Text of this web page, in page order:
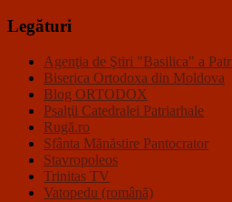
Legături
Agenţia de Ştiri "Basilica" a
Biserica Ortodoxa din Moldova
Blog ORTODOX
Psalţii Catedralei Patriarhale
Rugă.ro
Sfânta Mănăstire Pantocrator
Stavropoleos
Trinitas TV
Vatopedu (română)